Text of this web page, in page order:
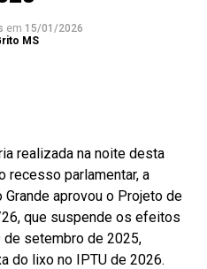
em 15/01/2026
MS
realizada na noite desta
recesso parlamentar, a
Grande aprovou o Projeto de
que suspende os efeitos
de setembro de 2025,
do lixo no IPTU de 2026.